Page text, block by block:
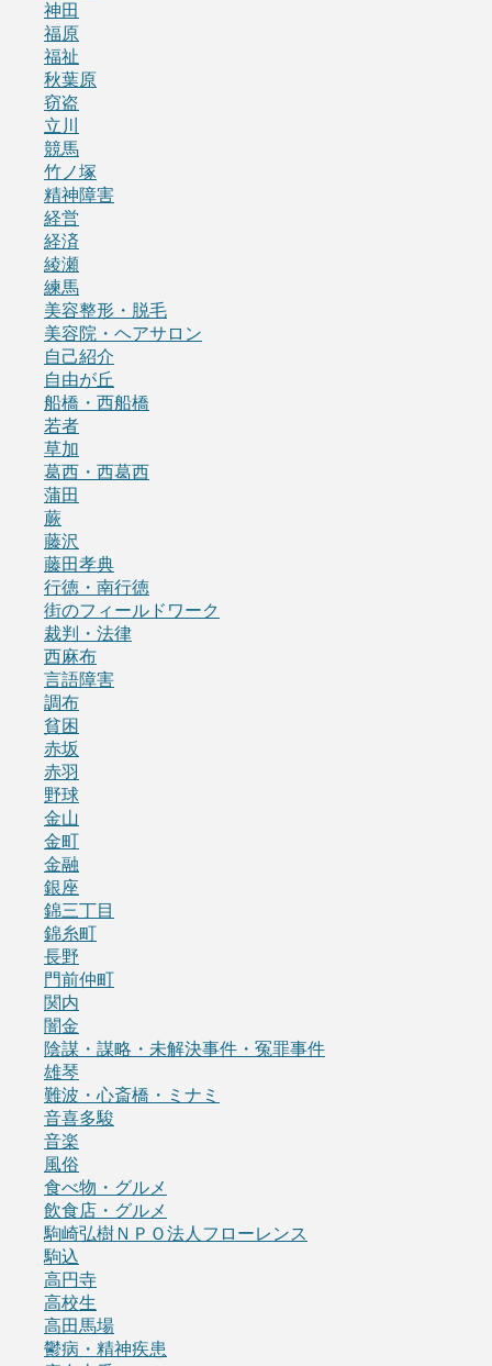
神田
福原
福祉
秋葉原
窃盗
立川
競馬
竹ノ塚
精神障害
経営
経済
綾瀬
練馬
美容整形・脱毛
美容院・ヘアサロン
自己紹介
自由が丘
船橋・西船橋
若者
草加
葛西・西葛西
蒲田
蕨
藤沢
藤田孝典
行徳・南行徳
街のフィールドワーク
裁判・法律
西麻布
言語障害
調布
貧困
赤坂
赤羽
野球
金山
金町
金融
銀座
錦三丁目
錦糸町
長野
門前仲町
関内
闇金
陰謀・謀略・未解決事件・冤罪事件
雄琴
難波・心斎橋・ミナミ
音喜多駿
音楽
風俗
食べ物・グルメ
飲食店・グルメ
駒崎弘樹ＮＰＯ法人フローレンス
駒込
高円寺
高校生
高田馬場
鬱病・精神疾患